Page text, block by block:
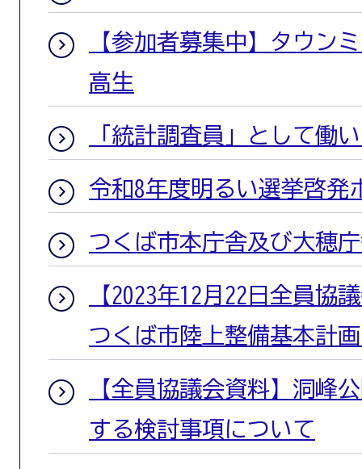
【参加者募集中】タウン
高生
「統計調査員」として働
令和8年度明るい選挙啓発
つくば市本庁舎及び大穂
【2023年12月22日全員協
つくば市陸上整備基本計
【全員協議会資料】洞峰
する検討事項について